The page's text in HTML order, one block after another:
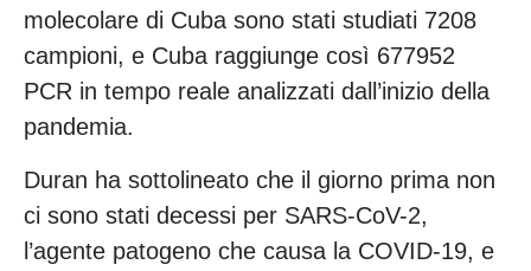
molecolare di Cuba sono stati studiati 7208
campioni, e Cuba raggiunge così 677952
PCR in tempo reale analizzati dall’inizio della
pandemia.
Duran ha sottolineato che il giorno prima non
ci sono stati decessi per SARS-CoV-2,
l’agente patogeno che causa la COVID-19, e